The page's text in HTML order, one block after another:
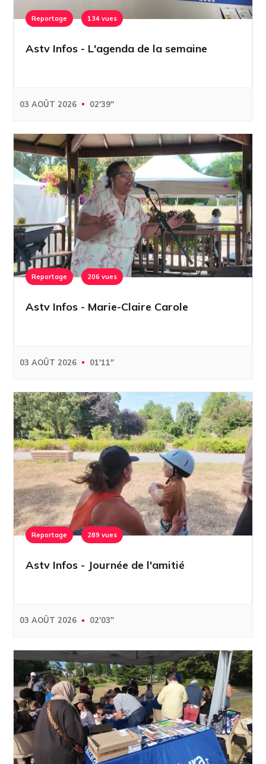
Reportage 134 vues
Astv Infos - L'agenda de la semaine
03 AOÛT 2026 02'39''
Reportage 206 vues
Astv Infos - Marie-Claire Carole
03 AOÛT 2026 01'11''
Reportage 289 vues
Astv Infos - Journée de l'amitié
03 AOÛT 2026 02'03''